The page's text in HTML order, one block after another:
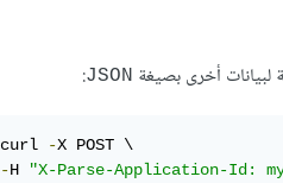
لبيانات أخرى بصيغة JSON
:
curl -
-H "X-Parse-Application-Id: